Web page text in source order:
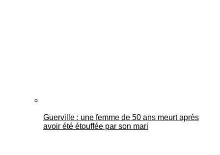
Guerville : une femme de 50 ans meurt après
avoir été étouffée par son mari